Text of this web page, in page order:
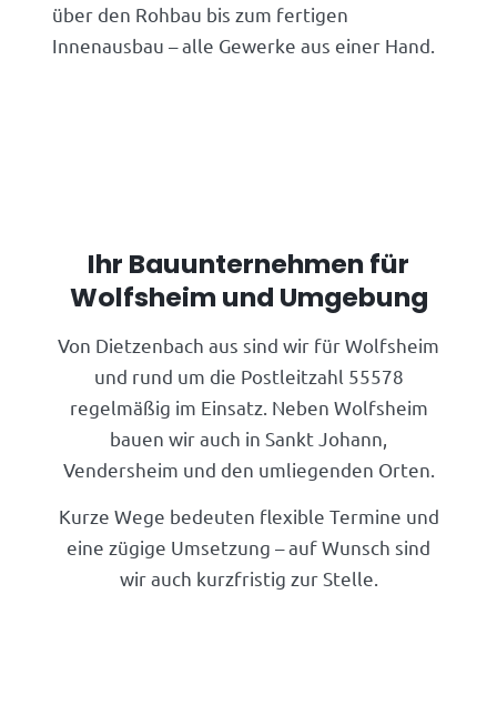
über den Rohbau bis zum fertigen
Innenausbau – alle Gewerke aus einer Hand.
Ihr Bauunternehmen für
Wolfsheim und Umgebung
Von Dietzenbach aus sind wir für Wolfsheim
und rund um die Postleitzahl 55578
regelmäßig im Einsatz. Neben Wolfsheim
bauen wir auch in Sankt Johann,
Vendersheim und den umliegenden Orten.
Kurze Wege bedeuten flexible Termine und
eine zügige Umsetzung – auf Wunsch sind
wir auch kurzfristig zur Stelle.